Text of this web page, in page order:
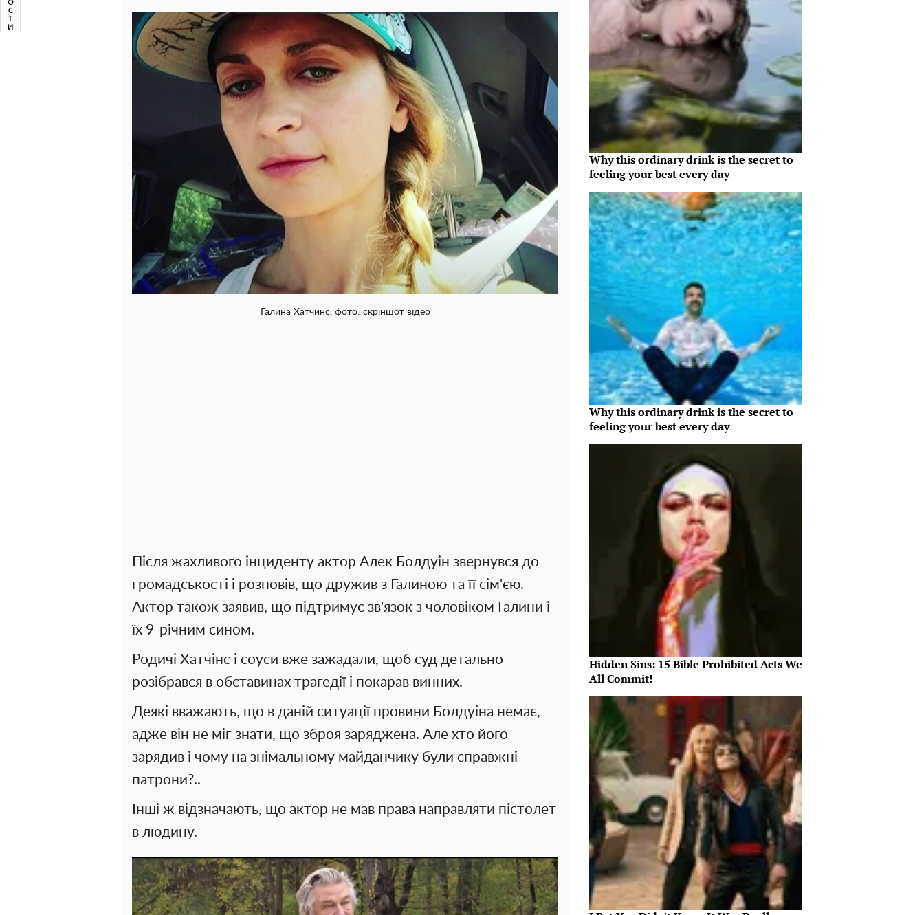
Галина Хатчинс, фото: скріншот відео
Після жахливого інциденту актор Алек Болдуін звернувся до
громадськості і розповів, що дружив з Галиною та її сім'єю.
Актор також заявив, що підтримує зв'язок з чоловіком Галини і
їх 9-річним сином.
Родичі Хатчінс і соуси вже зажадали, щоб суд детально
розібрався в обставинах трагедії і покарав винних.
Деякі вважають, що в даній ситуації провини Болдуіна немає,
адже він не міг знати, що зброя заряджена. Але хто його
зарядив і чому на знімальному майданчику були справжні
патрони?..
Інші ж відзначають, що актор не мав права направляти пістолет
в людину.
Why this ordinary drink is the secret to
feeling your best every day
Why this ordinary drink is the secret to
feeling your best every day
Hidden Sins: 15 Bible Prohibited Acts We
All Commit!